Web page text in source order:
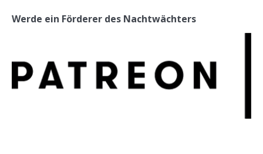
Werde ein Förderer des Nachtwächters